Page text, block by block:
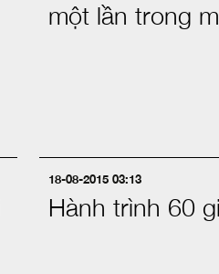
một lần trong
18-08-2015 03:13
Hành trình 60